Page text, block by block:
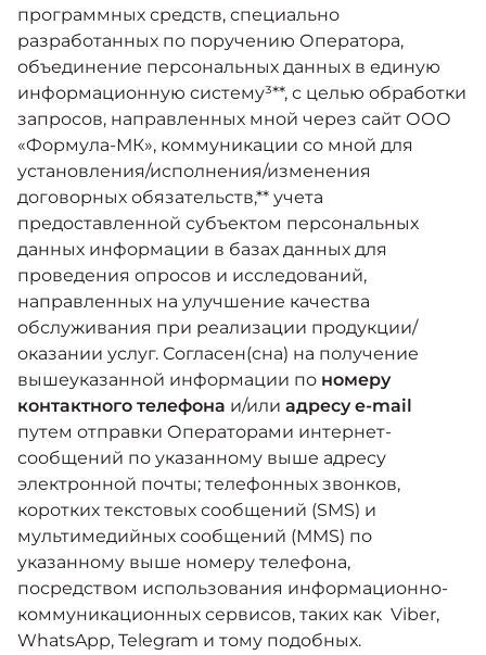
программных средств, специально
разработанных по поручению Оператора,
объединение персональных данных в единую
информационную систему³**, с целью обработки
запросов, направленных мной через сайт ООО
«Формула-МК», коммуникации со мной для
установления/исполнения/изменения
договорных обязательств,** учета
предоставленной субъектом персональных
данных информации в базах данных для
проведения опросов и исследований,
направленных на улучшение качества
обслуживания при реализации продукции/
оказании услуг. Согласен(сна) на получение
вышеуказанной информации по номеру
контактного телефона и/или адресу e-mail
путем отправки Операторами интернет-
сообщений по указанному выше адресу
электронной почты; телефонных звонков,
коротких текстовых сообщений (SMS) и
мультимедийных сообщений (MMS) по
указанному выше номеру телефона,
посредством использования информационно-
коммуникационных сервисов, таких как Viber,
WhatsApp, Telegram и тому подобных.